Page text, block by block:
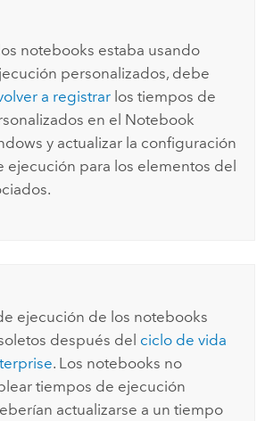
notebooks estaba usando
personalizados, debe
a registrar los tiempos de
en el Notebook
y actualizar la configuración
ejecución para los elementos del
ejecución de los notebooks
después del ciclo de vida
. Los notebooks no
tiempos de ejecución
actualizarse a un tiempo